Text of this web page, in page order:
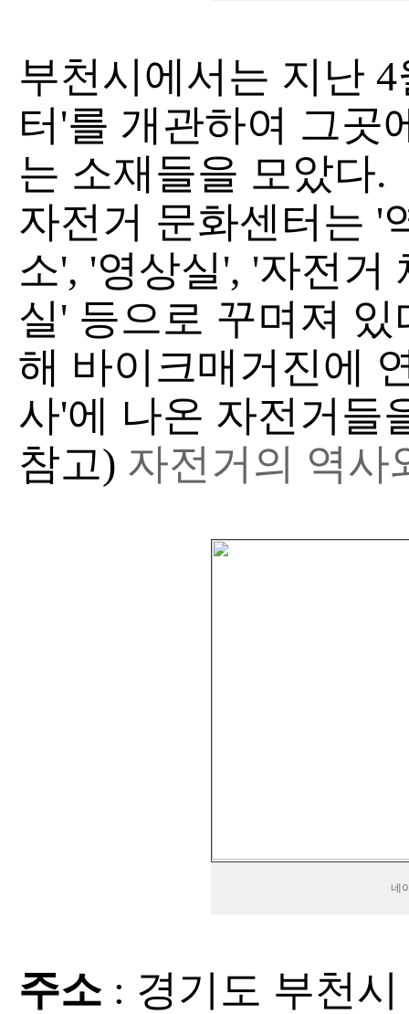
부천시에서는 지난
터'를 개관하여 그곳
는 소재들을 모았다.
자전거 문화센터는 '
소', '영상실', '자전거
실' 등으로 꾸며져
해 바이크매거진에
사'에 나온 자전거들
참고) 자전거의 역사
네
주소 : 경기도 부천